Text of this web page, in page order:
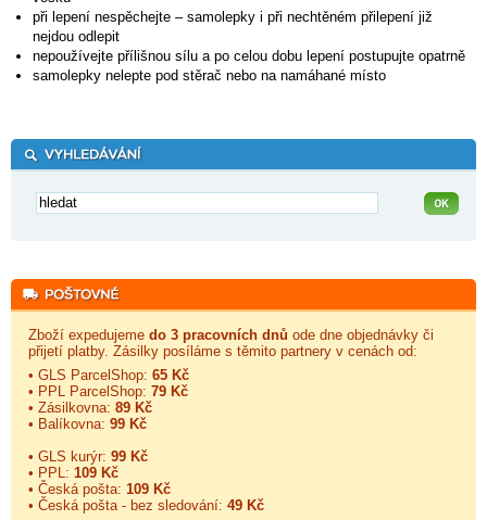
při lepení nespěchejte – samolepky i při nechtěném přilepení již
nejdou odlepit
nepoužívejte přílišnou sílu a po celou dobu lepení postupujte opatrně
samolepky nelepte pod stěrač nebo na namáhané místo
Zboží expedujeme do 3 pracovních dnů ode dne objednávky či
přijetí platby. Zásilky posíláme s těmito partnery v cenách od:
• GLS ParcelShop: 65 Kč
• PPL ParcelShop: 79 Kč
• Zásilkovna: 89 Kč
• Balíkovna: 99 Kč
• GLS kurýr: 99 Kč
• PPL: 109 Kč
• Česká pošta: 109 Kč
• Česká pošta - bez sledování: 49 Kč